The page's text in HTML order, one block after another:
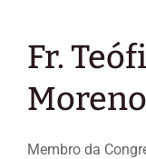
Fr.
Membro da